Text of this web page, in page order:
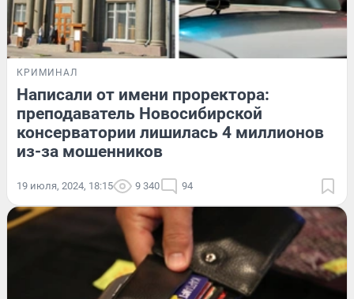
КРИМИНАЛ
Написали от имени проректора:
преподаватель Новосибирской
консерватории лишилась 4 миллионов
из-за мошенников
19 июля, 2024, 18:15 9 340 94